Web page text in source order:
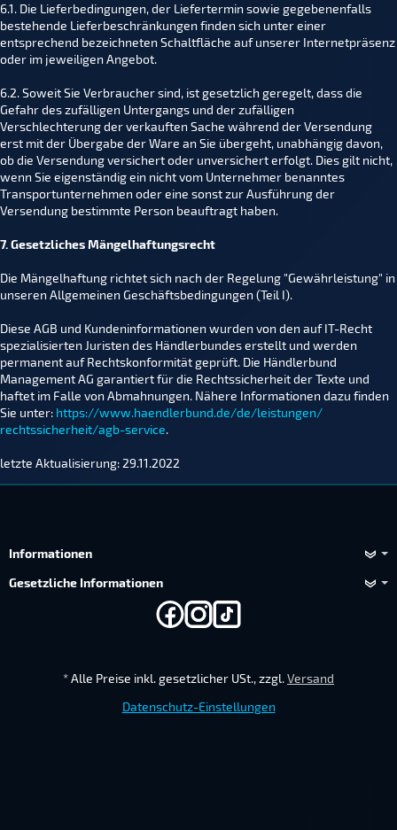
6.1. Die Lieferbedingungen, der Liefertermin sowie gegebenenfalls
bestehende Lieferbeschränkungen finden sich unter einer
entsprechend bezeichneten Schaltfläche auf unserer Internetpräsenz
oder im jeweiligen Angebot.
6.2. Soweit Sie Verbraucher sind, ist gesetzlich geregelt, dass die
Gefahr des zufälligen Untergangs und der zufälligen
Verschlechterung der verkauften Sache während der Versendung
erst mit der Übergabe der Ware an Sie übergeht, unabhängig davon,
ob die Versendung versichert oder unversichert erfolgt. Dies gilt nicht,
wenn Sie eigenständig ein nicht vom Unternehmer benanntes
Transportunternehmen oder eine sonst zur Ausführung der
Versendung bestimmte Person beauftragt haben.
7. Gesetzliches Mängelhaftungsrecht
Die Mängelhaftung richtet sich nach der Regelung "Gewährleistung" in
unseren Allgemeinen Geschäftsbedingungen (Teil I).
Diese AGB und Kundeninformationen wurden von den auf IT-Recht
spezialisierten Juristen des Händlerbundes erstellt und werden
permanent auf Rechtskonformität geprüft. Die Händlerbund
Management AG garantiert für die Rechtssicherheit der Texte und
haftet im Falle von Abmahnungen. Nähere Informationen dazu finden
Sie unter: https://www.haendlerbund.de/de/leistungen/
rechtssicherheit/agb-service.
letzte Aktualisierung: 29.11.2022
Informationen
Gesetzliche Informationen
*Alle Preise inkl. gesetzlicher USt., zzgl.Versand
Datenschutz-Einstellungen